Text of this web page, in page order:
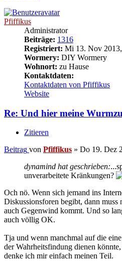
Pfiffikus
Administrator
Beiträge: 1316
Registriert: Mi 13. Nov
Wormery: DIY Wormery
Wohnort: zu Hause
Kontaktdaten:
Kontaktdaten von Pfiffikus
Website
Re: Und hier meine
Zitieren
Beitrag von Pfiffikus » Do 19. Dez
dynamind hat geschrieben:
unverarbeitete Kränkungen?
Och nö. Wenn sich jemand ins
Diskussionsforen begibt, dann muss
auch Gegenwind kommt. Und so
auch völlig OK.
Tja und wenn manchmal auf die
der Wahrheitsfindung dienen
denke ich mir einfach meinen Teil.